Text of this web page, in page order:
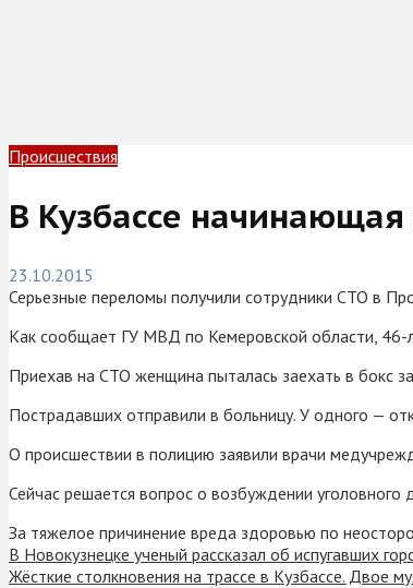
Происшествия
В Кузбассе
23.10.2015
Серьезные переломы получили сотрудники СТО в
Как сообщает ГУ МВД по Кемеровской области, 46-
Приехав на СТО женщина пыталась заехать в бокс
Пострадавших отправили в больницу. У одного —
О происшествии в полицию заявили врачи
Сейчас решается вопрос о возбуждении уголовного
За тяжелое причинение вреда здоровью по
В Новокузнецке ученый рассказал об испугавших
Жёсткие столкновения на трассе в Кузбассе. Двое